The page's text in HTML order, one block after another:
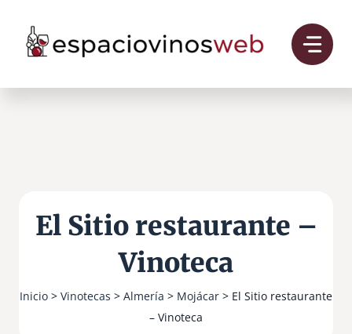
contenido
El Sitio restaurante –
Vinoteca
Inicio > Vinotecas > Almería > Mojácar > El Sitio restaurante
– Vinoteca